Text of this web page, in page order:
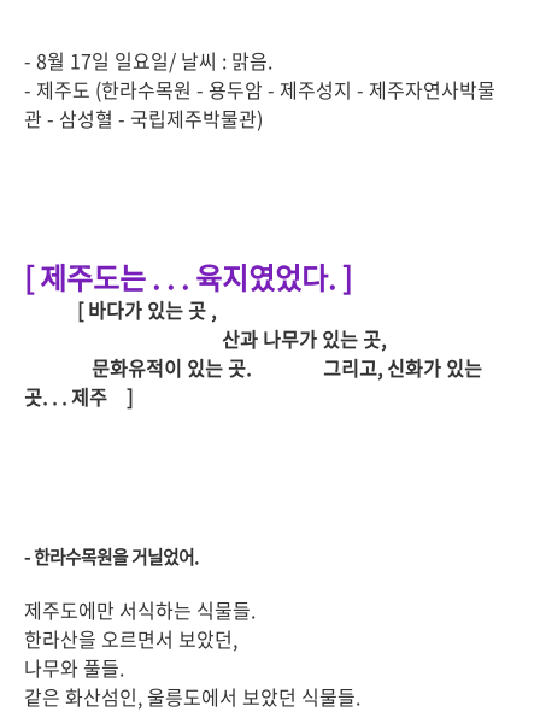
- 8월 17일 일요일/ 날씨 : 맑음.
- 제주도 (한라수목원 - 용두암 - 제주성지 - 제주자연사박물
관 - 삼성혈 - 국립제주박물관)
[ 제주도는 . . . 육지였었다. ]
[ 바다가 있는 곳 ,
산과 나무가 있는 곳,
문화유적이 있는 곳. 그리고, 신화가 있는
곳. . . 제주 ]
- 한라수목원을 거닐었어.
제주도에만 서식하는 식물들.
한라산을 오르면서 보았던,
나무와 풀들.
같은 화산섬인, 울릉도에서 보았던 식물들.